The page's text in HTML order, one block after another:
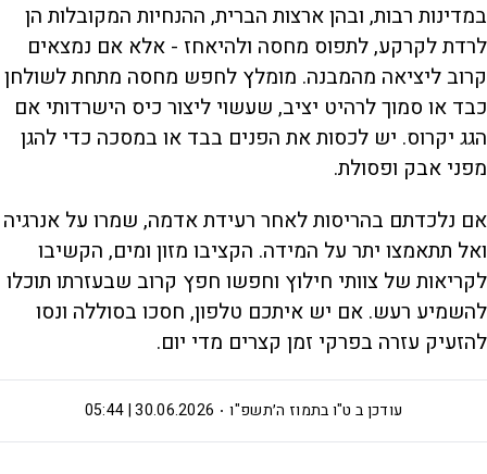
במדינות רבות, ובהן ארצות הברית, ההנחיות המקובלות הן
לרדת לקרקע, לתפוס מחסה ולהיאחז - אלא אם נמצאים
קרוב ליציאה מהמבנה. מומלץ לחפש מחסה מתחת לשולחן
כבד או סמוך לרהיט יציב, שעשוי ליצור כיס הישרדותי אם
הגג יקרוס. יש לכסות את הפנים בבד או במסכה כדי להגן
מפני אבק ופסולת.
אם נלכדתם בהריסות לאחר רעידת אדמה, שמרו על אנרגיה
ואל תתאמצו יתר על המידה. הקציבו מזון ומים, הקשיבו
לקריאות של צוותי חילוץ וחפשו חפץ קרוב שבעזרתו תוכלו
להשמיע רעש. אם יש איתכם טלפון, חסכו בסוללה ונסו
להזעיק עזרה בפרקי זמן קצרים מדי יום.
ט"ו בתמוז ה׳תשפ"ו 30.06.2026 | 05:44 עודכן ב